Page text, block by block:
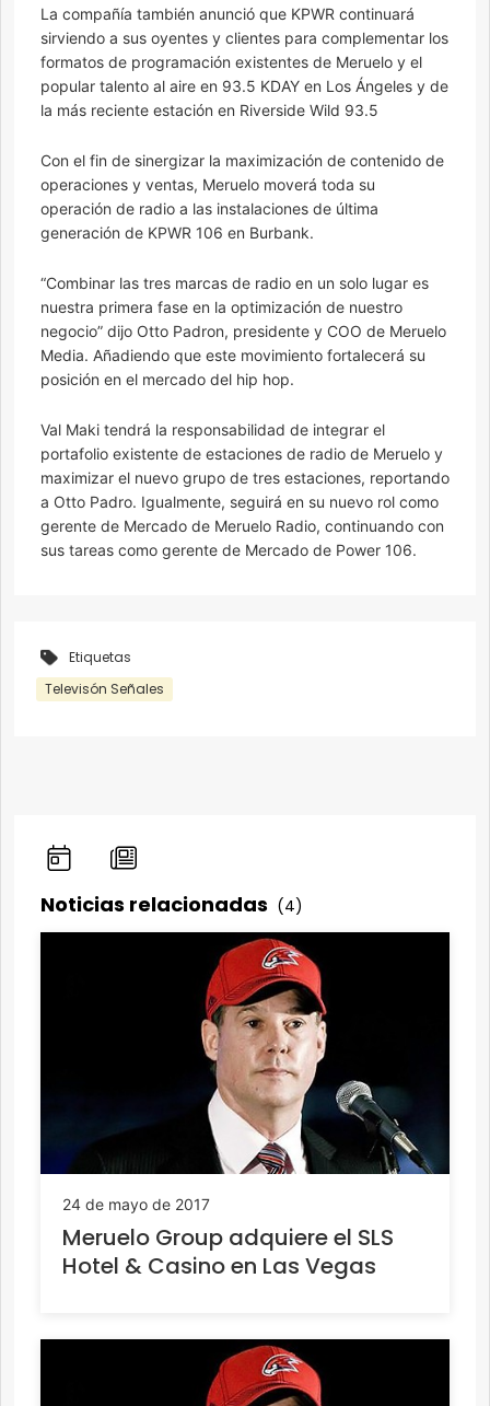
La compañía también anunció que KPWR continuará
sirviendo a sus oyentes y clientes para complementar los
formatos de programación existentes de Meruelo y el
popular talento al aire en 93.5 KDAY en Los Ángeles y de
la más reciente estación en Riverside Wild 93.5
Con el fin de sinergizar la maximización de contenido de
operaciones y ventas, Meruelo moverá toda su
operación de radio a las instalaciones de última
generación de KPWR 106 en Burbank.
“Combinar las tres marcas de radio en un solo lugar es
nuestra primera fase en la optimización de nuestro
negocio” dijo Otto Padron, presidente y COO de Meruelo
Media. Añadiendo que este movimiento fortalecerá su
posición en el mercado del hip hop.
Val Maki tendrá la responsabilidad de integrar el
portafolio existente de estaciones de radio de Meruelo y
maximizar el nuevo grupo de tres estaciones, reportando
a Otto Padro. Igualmente, seguirá en su nuevo rol como
gerente de Mercado de Meruelo Radio, continuando con
sus tareas como gerente de Mercado de Power 106.
Etiquetas
Televisón Señales
Noticias relacionadas (4)
24 de mayo de 2017
Meruelo Group adquiere el SLS
Hotel & Casino en Las Vegas